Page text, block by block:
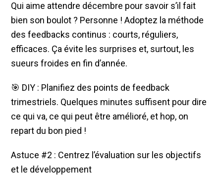
Qui aime attendre décembre pour savoir s’il fait
bien son boulot ? Personne ! Adoptez la méthode
des feedbacks continus : courts, réguliers,
efficaces. Ça évite les surprises et, surtout, les
sueurs froides en fin d’année.
🎯 DIY : Planifiez des points de feedback
trimestriels. Quelques minutes suffisent pour dire
ce qui va, ce qui peut être amélioré, et hop, on
repart du bon pied !
Astuce #2 : Centrez l’évaluation sur les objectifs
et le développement